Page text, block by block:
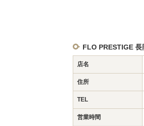
FLO PRESTIGE
店名
住所
TEL
営業時間